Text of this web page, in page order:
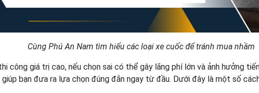
Cùng Phú An Nam tìm hiểu các loại xe cuốc để tránh mua nhầm
công giá trị cao, nếu chọn sai có thể gây lãng phí lớn và ảnh hưởng
bạn đưa ra lựa chọn đúng đắn ngay từ đầu. Dưới đây là một số